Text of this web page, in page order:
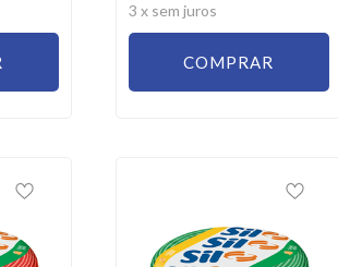
3 x sem juros
COMPRAR